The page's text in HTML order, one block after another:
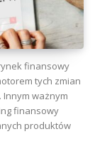
finansowy
tych zmian
ważnym
finansowy
produktów